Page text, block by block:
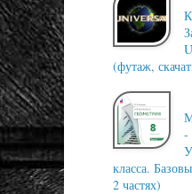
(футаж,
-
класса.
2 частях)